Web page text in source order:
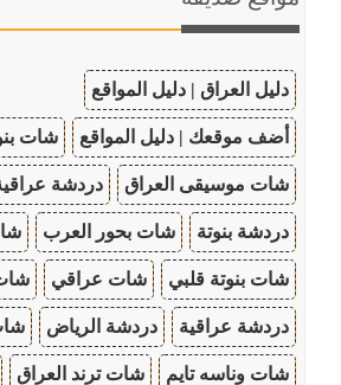
دليل العراق | دليل المواقع
أضف موقعك | دليل المواقع شات
شات موسيقى العراق دردشة
دردشة بنوتة شات بحور العرب
شات بنوتة قلبي شات عراقي
دردشة عراقية دردشة الرياض
شات وناسه تايم شات ترند العراق